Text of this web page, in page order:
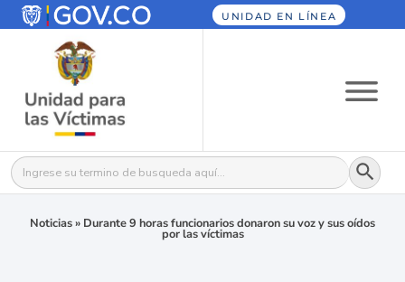
UNIDAD EN LÍNEA
Buscar: Botón
Noticias» Durante 9 horas funcionarios donaron su voz y sus oídos
por las víctimas